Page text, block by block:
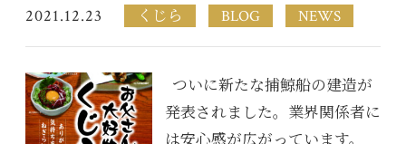
2021.12.23 くじら BLOG NEWS
ついに新たな捕鯨船の建造が
発表されました。業界関係者に